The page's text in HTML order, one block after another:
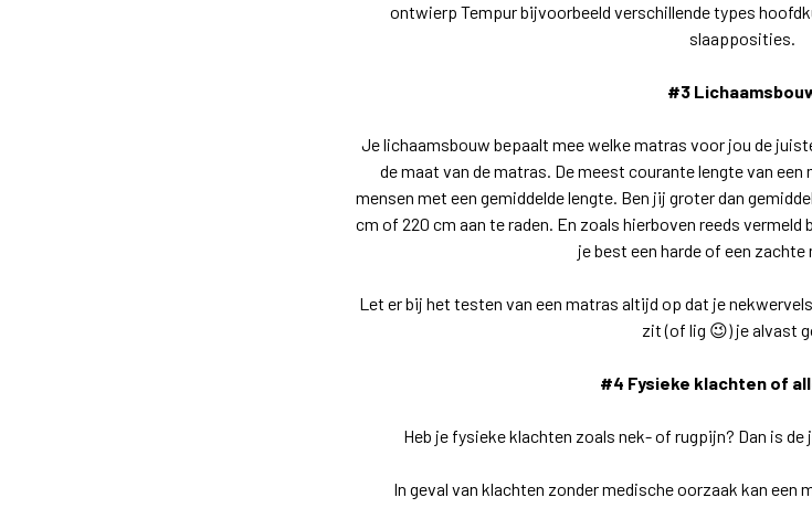
ontwierp Tempur bijvoorbeeld verschillende types
slaapposities.
#3
Je lichaamsbouw bepaalt mee welke matras voor jou de
de maat van de matras. De meest courante lengte van
mensen met een gemiddelde lengte. Ben jij groter dan
cm of 220 cm aan teraden. En zoals hierboven reeds
je best een harde of een
Let er bij het testen van een matras altijd op dat je
zit (of lig 😉) je alvast
#4 Fysieke klachten of
Heb je fysieke klachten zoals nek- of rugpijn? Dan is
In geval van klachten zonder medische oorzaak kan